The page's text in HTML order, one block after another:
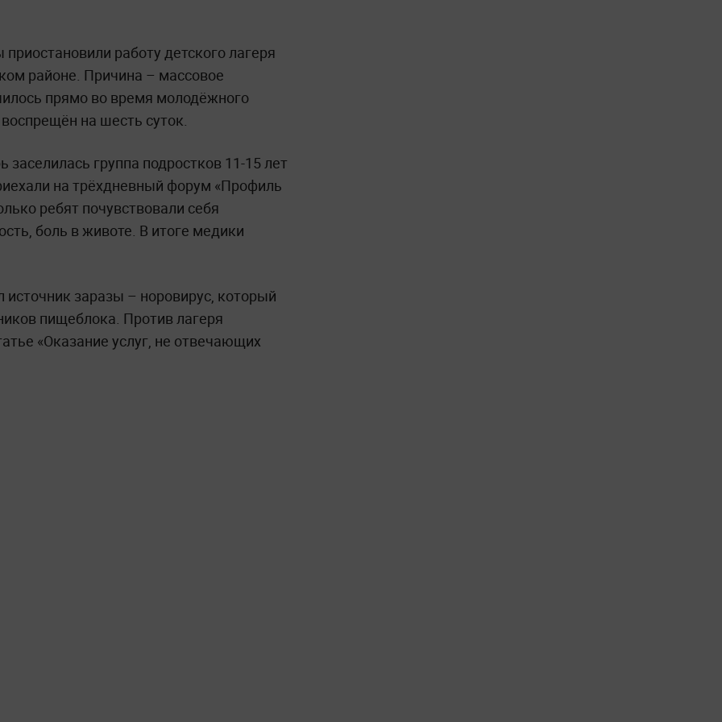
работу детского лагеря
районе. Причина – массовое
прямо во время молодёжного
на шесть суток.
группа подростков 11-15 лет
на трёхдневный форум «Профиль
ребят почувствовали себя
боль в животе. В итоге медики
заразы – норовирус, который
пищеблока. Против лагеря
«Оказание услуг, не отвечающих